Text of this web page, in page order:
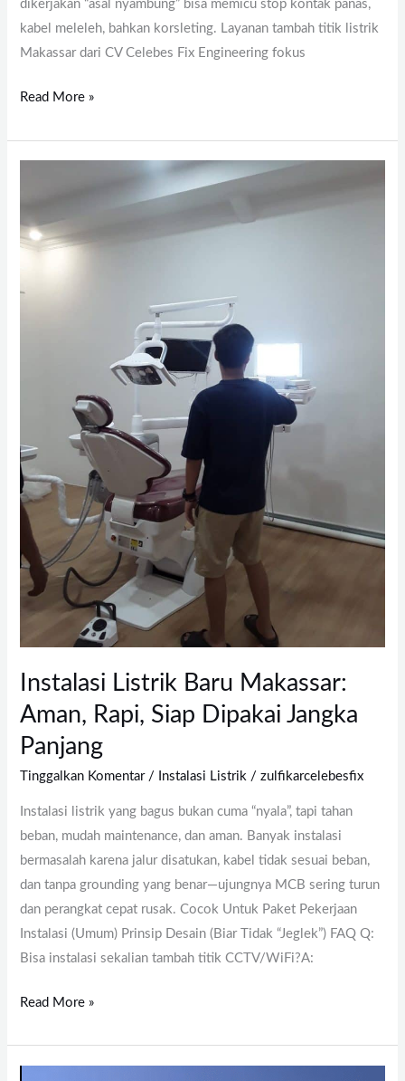
dikerjakan “asal nyambung” bisa memicu stop kontak panas,
kabel meleleh, bahkan korsleting. Layanan tambah titik listrik
Makassar dari CV Celebes Fix Engineering fokus
Read More »
Instalasi Listrik Baru Makassar:
Aman, Rapi, Siap Dipakai Jangka
Panjang
Tinggalkan Komentar / Instalasi Listrik /zulfikarcelebesfix
Instalasi listrik yang bagus bukan cuma “nyala”, tapi tahan
beban, mudah maintenance, dan aman. Banyak instalasi
bermasalah karena jalur disatukan, kabel tidak sesuai beban,
dan tanpa grounding yang benar—ujungnya MCB sering turun
dan perangkat cepat rusak. Cocok Untuk Paket Pekerjaan
Instalasi (Umum) Prinsip Desain (Biar Tidak “Jeglek”) FAQ Q:
Bisa instalasi sekalian tambah titik CCTV/WiFi?A:
Baru
Makassar:
Rapi,
Read More »